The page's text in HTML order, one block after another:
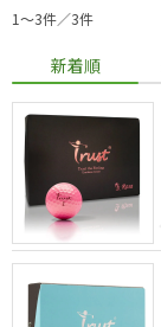
1〜3件／3件
新着順